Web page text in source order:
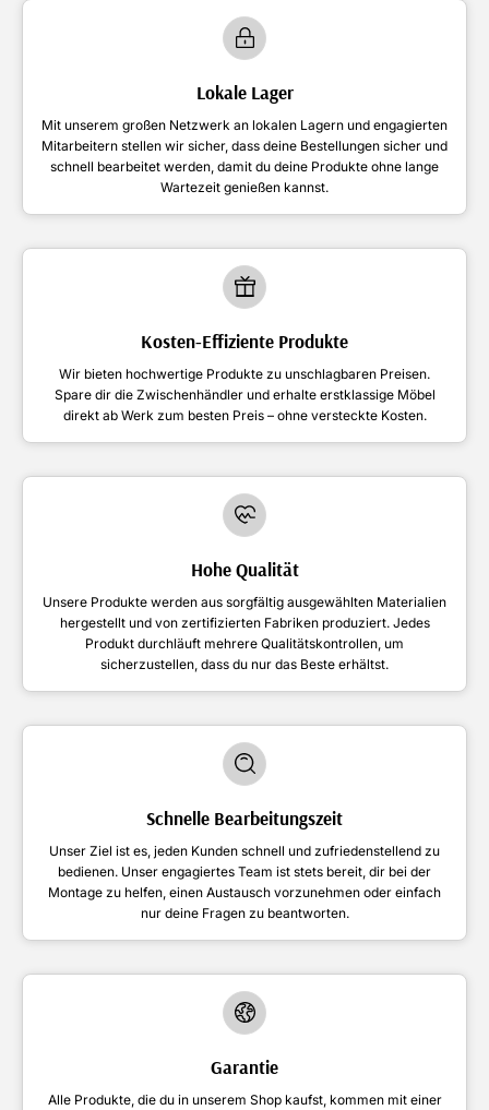
Lokale Lager
Mit unserem großen Netzwerk an lokalen Lagern und engagierten
Mitarbeitern stellen wir sicher, dass deine Bestellungen sicher und
schnell bearbeitet werden, damit du deine Produkte ohne lange
Wartezeit genießen kannst.
Kosten-Effiziente Produkte
Wir bieten hochwertige Produkte zu unschlagbaren Preisen.
Spare dir die Zwischenhändler und erhalte erstklassige Möbel
direkt ab Werk zum besten Preis – ohne versteckte Kosten.
Hohe Qualität
Unsere Produkte werden aus sorgfältig ausgewählten Materialien
hergestellt und von zertifizierten Fabriken produziert. Jedes
Produkt durchläuft mehrere Qualitätskontrollen, um
sicherzustellen, dass du nur das Beste erhältst.
Schnelle Bearbeitungszeit
Unser Ziel ist es, jeden Kunden schnell und zufriedenstellend zu
bedienen. Unser engagiertes Team ist stets bereit, dir bei der
Montage zu helfen, einen Austausch vorzunehmen oder einfach
nur deine Fragen zu beantworten.
Garantie
Alle Produkte, die du in unserem Shop kaufst, kommen mit einer